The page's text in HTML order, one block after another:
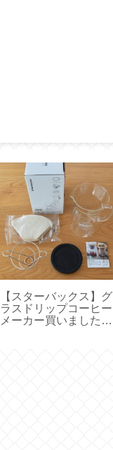
【スターバックス】グ
ラスドリップコーヒー
メーカー買いました